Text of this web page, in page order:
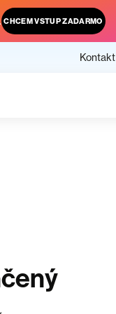
CHCEM VSTUP ZADARMO
Kontakt